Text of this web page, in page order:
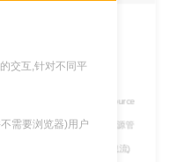
交互,针对不同平
需要浏览器)用户
化系统。又称无纸化办公
的英文全称是: Enterprise Resource
物资资源管理(物流)、人力资源管
管理(财流)、信息资源管理(信息流)
将这些点串联
析整理后,将
的形式,利用线
状态下更加具
筑设计